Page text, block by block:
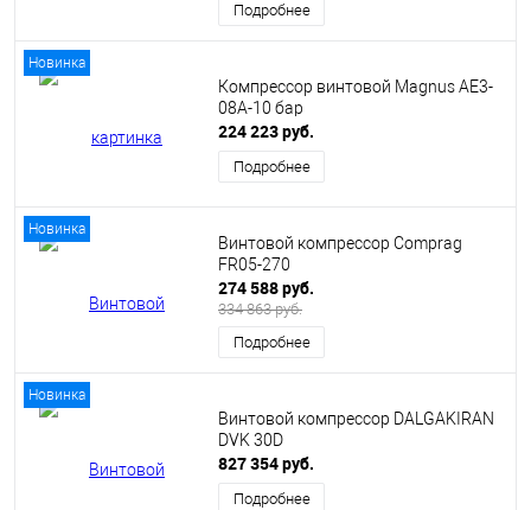
Подробнее
Новинка
Компрессор винтовой Magnus AE3-
08A-10 бар
224 223 руб.
Подробнее
Новинка
Винтовой компрессор Comprag
FR05-270
274 588 руб.
334 863 руб.
Подробнее
Новинка
Винтовой компрессор DALGAKIRAN
DVK 30D
827 354 руб.
Подробнее